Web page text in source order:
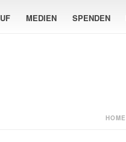
MEDIEN SPENDEN
HOME